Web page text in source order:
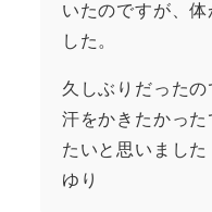
いたのですが、
した。
久しぶりだった
汗をかきたかっ
たいと思いました
ゆり